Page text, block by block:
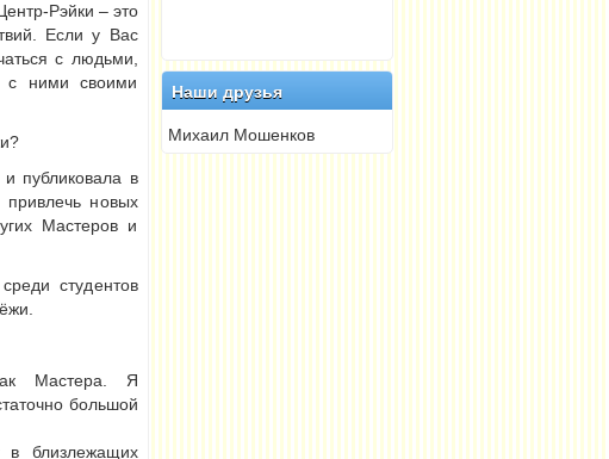
Рэйки – это
Если у Вас
с людьми,
с ними своими
публиковала в
новых
Мастеров и
студентов
Мастера. Я
большой
близлежащих
Наши друзья
Михаил Мошенков